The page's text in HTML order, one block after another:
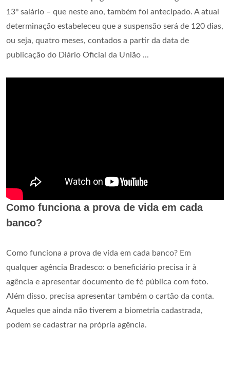
13º salário – que neste ano, também foi antecipado. A atual
determinação estabeleceu que a suspensão será de 120 dias,
ou seja, quatro meses, contados a partir da data de
publicação do Diário Oficial da União ...
Como funciona a prova de vida em cada
banco?
Como funciona a prova de vida em cada banco? Em
qualquer agência Bradesco: o beneficiário precisa ir à
agência e apresentar documento de fé pública com foto.
Além disso, precisa apresentar também o cartão da conta.
Aqueles que ainda não tiverem a biometria cadastrada,
podem se cadastrar na própria agência.